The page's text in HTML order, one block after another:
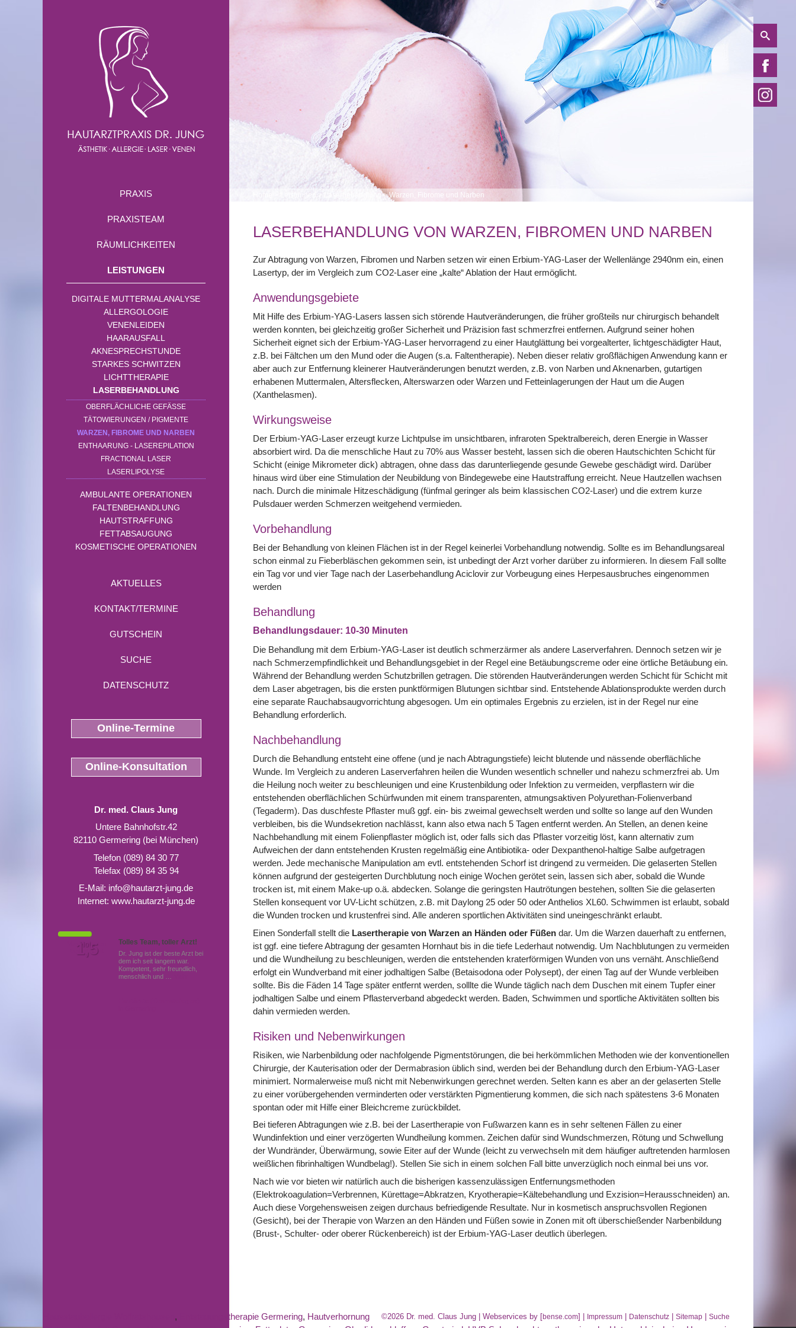
PRAXIS
PRAXISTEAM
RÄUMLICHKEITEN
LEISTUNGEN
DIGITALE MUTTERMALANALYSE
ALLERGOLOGIE
VENENLEIDEN
HAARAUSFALL
AKNESPRECHSTUNDE
STARKES SCHWITZEN
LICHTTHERAPIE
LASERBEHANDLUNG
OBERFLÄCHLICHE GEFÄSSE
TÄTOWIERUNGEN / PIGMENTE
WARZEN, FIBROME UND NARBEN
ENTHAARUNG - LASEREPILATION
FRACTIONAL LASER
LASERLIPOLYSE
AMBULANTE OPERATIONEN
FALTENBEHANDLUNG
HAUTSTRAFFUNG
FETTABSAUGUNG
KOSMETISCHE OPERATIONEN
AKTUELLES
KONTAKT/TERMINE
GUTSCHEIN
SUCHE
DATENSCHUTZ
Online-Termine
Online-Konsultation
Dr. med. Claus Jung
Untere Bahnhofstr.42
82110 Germering (bei München)
Telefon (089) 84 30 77
Telefax (089) 84 35 94
E-Mail: info@hautarzt-jung.de
Internet: www.hautarzt-jung.de
Tolles Team, toller Arzt!
Dr. Jung ist der beste Arzt bei
dem ich seit langem war.
Kompetent, sehr freundlich,
menschlich und …
Von Patienten
bewertet mit
Note
1,5
Leistungen >Warzen, Fibrome und Narben
LASERBEHANDLUNG VON WARZEN, FIBROMEN UND NARBEN
Zur Abtragung von Warzen, Fibromen und Narben setzen wir einen Erbium-YAG-Laser der Wellenlänge 2940nm ein, einen
Lasertyp, der im Vergleich zum CO2-Laser eine „kalte“ Ablation der Haut ermöglicht.
Anwendungsgebiete
Mit Hilfe des Erbium-YAG-Lasers lassen sich störende Hautveränderungen, die früher großteils nur chirurgisch behandelt
werden konnten, bei gleichzeitig großer Sicherheit und Präzision fast schmerzfrei entfernen. Aufgrund seiner hohen
Sicherheit eignet sich der Erbium-YAG-Laser hervorragend zu einer Hautglättung bei vorgealterter, lichtgeschädigter Haut,
z.B. bei Fältchen um den Mund oder die Augen (s.a. Faltentherapie). Neben dieser relativ großflächigen Anwendung kann er
aber auch zur Entfernung kleinerer Hautveränderungen benutzt werden, z.B. von Narben und Aknenarben, gutartigen
erhabenen Muttermalen, Altersflecken, Alterswarzen oder Warzen und Fetteinlagerungen der Haut um die Augen
(Xanthelasmen).
Wirkungsweise
Der Erbium-YAG-Laser erzeugt kurze Lichtpulse im unsichtbaren, infraroten Spektralbereich, deren Energie in Wasser
absorbiert wird. Da die menschliche Haut zu 70% aus Wasser besteht, lassen sich die oberen Hautschichten Schicht für
Schicht (einige Mikrometer dick) abtragen, ohne dass das darunterliegende gesunde Gewebe geschädigt wird. Darüber
hinaus wird über eine Stimulation der Neubildung von Bindegewebe eine Hautstraffung erreicht. Neue Hautzellen wachsen
nach. Durch die minimale Hitzeschädigung (fünfmal geringer als beim klassischen CO2-Laser) und die extrem kurze
Pulsdauer werden Schmerzen weitgehend vermieden.
Vorbehandlung
Bei der Behandlung von kleinen Flächen ist in der Regel keinerlei Vorbehandlung notwendig. Sollte es im Behandlungsareal
schon einmal zu Fieberbläschen gekommen sein, ist unbedingt der Arzt vorher darüber zu informieren. In diesem Fall sollte
ein Tag vor und vier Tage nach der Laserbehandlung Aciclovir zur Vorbeugung eines Herpesausbruches eingenommen
werden
Behandlung
Behandlungsdauer: 10-30 Minuten
Die Behandlung mit dem Erbium-YAG-Laser ist deutlich schmerzärmer als andere Laserverfahren. Dennoch setzen wir je
nach Schmerzempfindlichkeit und Behandlungsgebiet in der Regel eine Betäubungscreme oder eine örtliche Betäubung ein.
Während der Behandlung werden Schutzbrillen getragen. Die störenden Hautveränderungen werden Schicht für Schicht mit
dem Laser abgetragen, bis die ersten punktförmigen Blutungen sichtbar sind. Entstehende Ablationsprodukte werden durch
eine separate Rauchabsaugvorrichtung abgesogen. Um ein optimales Ergebnis zu erzielen, ist in der Regel nur eine
Behandlung erforderlich.
Nachbehandlung
Durch die Behandlung entsteht eine offene (und je nach Abtragungstiefe) leicht blutende und nässende oberflächliche
Wunde. Im Vergleich zu anderen Laserverfahren heilen die Wunden wesentlich schneller und nahezu schmerzfrei ab. Um
die Heilung noch weiter zu beschleunigen und eine Krustenbildung oder Infektion zu vermeiden, verpflastern wir die
entstehenden oberflächlichen Schürfwunden mit einem transparenten, atmungsaktiven Polyurethan-Folienverband
(Tegaderm). Das duschfeste Pflaster muß ggf. ein- bis zweimal gewechselt werden und sollte so lange auf den Wunden
verbleiben, bis die Wundsekretion nachlässt, kann also etwa nach 5 Tagen entfernt werden. An Stellen, an denen keine
Nachbehandlung mit einem Folienpflaster möglich ist, oder falls sich das Pflaster vorzeitig löst, kann alternativ zum
Aufweichen der dann entstehenden Krusten regelmäßig eine Antibiotika- oder Dexpanthenol-haltige Salbe aufgetragen
werden. Jede mechanische Manipulation am evtl. entstehenden Schorf ist dringend zu vermeiden. Die gelaserten Stellen
können aufgrund der gesteigerten Durchblutung noch einige Wochen gerötet sein, lassen sich aber, sobald die Wunde
trocken ist, mit einem Make-up o.ä. abdecken. Solange die geringsten Hautrötungen bestehen, sollten Sie die gelaserten
Stellen konsequent vor UV-Licht schützen, z.B. mit Daylong 25 oder 50 oder Anthelios XL60. Schwimmen ist erlaubt, sobald
die Wunden trocken und krustenfrei sind. Alle anderen sportlichen Aktivitäten sind uneingeschränkt erlaubt.
Einen Sonderfall stellt die Lasertherapie von Warzen an Händen oder Füßen dar. Um die Warzen dauerhaft zu entfernen,
ist ggf. eine tiefere Abtragung der gesamten Hornhaut bis in die tiefe Lederhaut notwendig. Um Nachblutungen zu vermeiden
und die Wundheilung zu beschleunigen, werden die entstehenden kraterförmigen Wunden von uns vernäht. Anschließend
erfolgt ein Wundverband mit einer jodhaltigen Salbe (Betaisodona oder Polysept), der einen Tag auf der Wunde verbleiben
sollte. Bis die Fäden 14 Tage später entfernt werden, solllte die Wunde täglich nach dem Duschen mit einem Tupfer einer
jodhaltigen Salbe und einem Pflasterverband abgedeckt werden. Baden, Schwimmen und sportliche Aktivitäten sollten bis
dahin vermieden werden.
Risiken und Nebenwirkungen
Risiken, wie Narbenbildung oder nachfolgende Pigmentstörungen, die bei herkömmlichen Methoden wie der konventionellen
Chirurgie, der Kauterisation oder der Dermabrasion üblich sind, werden bei der Behandlung durch den Erbium-YAG-Laser
minimiert. Normalerweise muß nicht mit Nebenwirkungen gerechnet werden. Selten kann es aber an der gelaserten Stelle
zu einer vorübergehenden verminderten oder verstärkten Pigmentierung kommen, die sich nach spätestens 3-6 Monaten
spontan oder mit Hilfe einer Bleichcreme zurückbildet.
Bei tieferen Abtragungen wie z.B. bei der Lasertherapie von Fußwarzen kann es in sehr seltenen Fällen zu einer
Wundinfektion und einer verzögerten Wundheilung kommen. Zeichen dafür sind Wundschmerzen, Rötung und Schwellung
der Wundränder, Überwärmung, sowie Eiter auf der Wunde (leicht zu verwechseln mit dem häufiger auftretenden harmlosen
weißlichen fibrinhaltigen Wundbelag!). Stellen Sie sich in einem solchen Fall bitte unverzüglich noch einmal bei uns vor.
Nach wie vor bieten wir natürlich auch die bisherigen kassenzulässigen Entfernungsmethoden
(Elektrokoagulation=Verbrennen, Kürettage=Abkratzen, Kryotherapie=Kältebehandlung und Exzision=Herausschneiden) an.
Auch diese Vorgehensweisen zeigen durchaus befriedigende Resultate. Nur in kosmetisch anspruchsvollen Regionen
(Gesicht), bei der Therapie von Warzen an den Händen und Füßen sowie in Zonen mit oft überschießender Narbenbildung
(Brust-, Schulter- oder oberer Rückenbereich) ist der Erbium-YAG-Laser deutlich überlegen.
©2026 Dr. med. Claus Jung | Webservices by [bense.com] | Impressum Datenschutz Sitemap Suche
, Entstauungstherapie Germering, Hautverhornung